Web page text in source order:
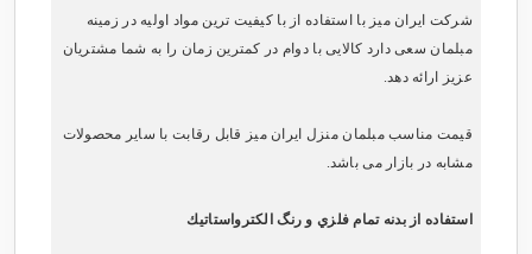
شرکت ایران میز با استفاده از با کیفیت ترین مواد اولیه در زمینه
مبلمان سعی دارد کالایی با دوام در کمترین زمان را به شما مشتریان
عزیز ارائه دهد.
قیمت مناسب مبلمان منزل ایران میز قابل رقابت با سایر محصولات
مشابه در بازار می باشد.
استفاده از بدنه تمام فلزي و رنگ الكترواستاتيك